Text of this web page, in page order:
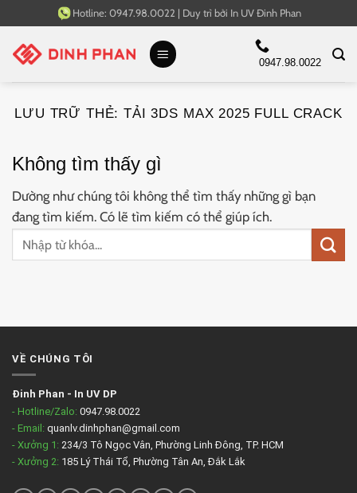
qua
nội
Hotline: 0947.98.0022 | Duy trì bởi In UV Đinh Phan
0947.98.0022
LƯU TRỮ THẺ:TẢI 3DS MAX 2025 FULL CRACK
Không tìm thấy gì
Dường như chúng tôi không thể tìm thấy những gì bạn
đang tìm kiếm. Có lẽ tìm kiếm có thể giúp ích.
VỀ CHÚNG TÔI
Đinh Phan - In UV DP
- Hotline/Zalo: 0947.98.0022
- Email: quanlv.dinhphan@gmail.com
- Xưởng 1: 234/3 Tô Ngọc Vân, Phường Linh Đông, TP. HCM
- Xưởng 2: 185 Lý Thái Tổ, Phường Tân An, Đắk Lắk